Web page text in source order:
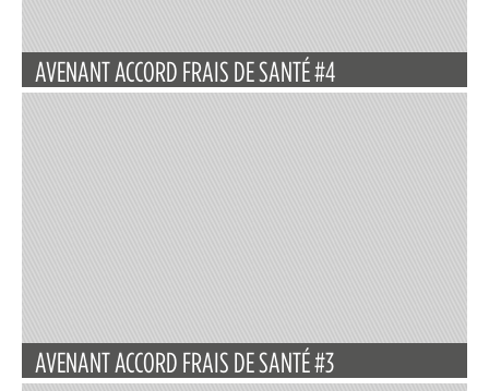
AVENANT ACCORD FRAIS DE SANTÉ #4
AVENANT ACCORD FRAIS DE SANTÉ #3